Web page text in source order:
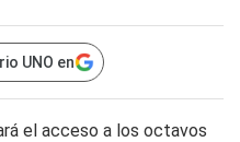
UNO en
el acceso a los octavos